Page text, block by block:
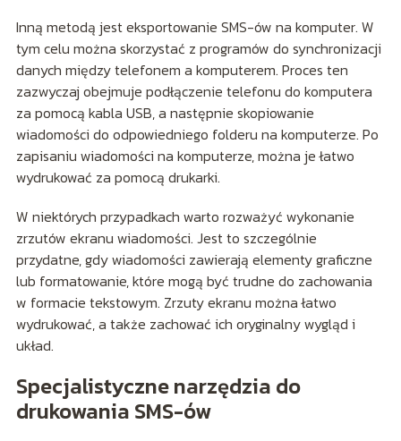
Inną metodą jest eksportowanie SMS-ów na komputer. W
tym celu można skorzystać z programów do synchronizacji
danych między telefonem a komputerem. Proces ten
zazwyczaj obejmuje podłączenie telefonu do komputera
za pomocą kabla USB, a następnie skopiowanie
wiadomości do odpowiedniego folderu na komputerze. Po
zapisaniu wiadomości na komputerze, można je łatwo
wydrukować za pomocą drukarki.
W niektórych przypadkach warto rozważyć wykonanie
zrzutów ekranu wiadomości. Jest to szczególnie
przydatne, gdy wiadomości zawierają elementy graficzne
lub formatowanie, które mogą być trudne do zachowania
w formacie tekstowym. Zrzuty ekranu można łatwo
wydrukować, a także zachować ich oryginalny wygląd i
układ.
Specjalistyczne narzędzia do
drukowania SMS-ów